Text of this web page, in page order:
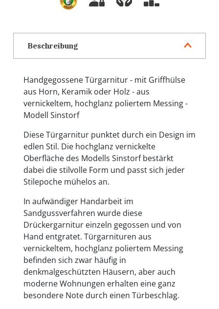
Beschreibung
Handgegossene Türgarnitur - mit Griffhülse
aus Horn, Keramik oder Holz - aus
vernickeltem, hochglanz poliertem Messing -
Modell Sinstorf
Diese Türgarnitur punktet durch ein Design im
edlen Stil. Die hochglanz vernickelte
Oberfläche des Modells Sinstorf bestärkt
dabei die stilvolle Form und passt sich jeder
Stilepoche mühelos an.
In aufwändiger Handarbeit im
Sandgussverfahren wurde diese
Drückergarnitur einzeln gegossen und von
Hand entgratet. Türgarnituren aus
vernickeltem, hochglanz poliertem Messing
befinden sich zwar häufig in
denkmalgeschützten Häusern, aber auch
moderne Wohnungen erhalten eine ganz
besondere Note durch einen Türbeschlag.